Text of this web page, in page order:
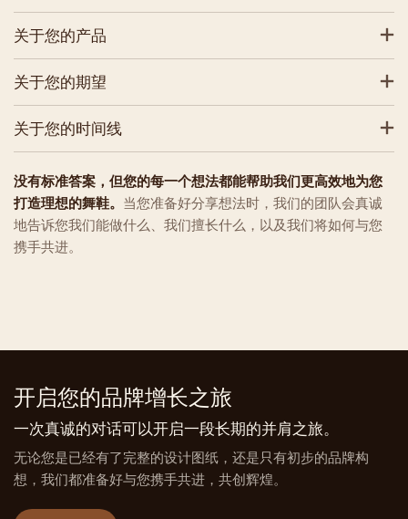
关于您的产品
关于您的期望
关于您的时间线
没有标准答案，但您的每一个想法都能帮助我们更高效地为您
打造理想的舞鞋。 当您准备好分享想法时，我们的团队会真诚
地告诉您我们能做什么、我们擅长什么，以及我们将如何与您
携手共进。
开启您的品牌增长之旅
一次真诚的对话可以开启一段长期的并肩之旅。
无论您是已经有了完整的设计图纸，还是只有初步的品牌构
想，我们都准备好与您携手共进，共创辉煌。